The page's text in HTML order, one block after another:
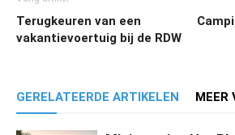
Terugkeuren van een
vakantievoertuig bij de RDW
GERELATEERDE ARTIKELEN MEER